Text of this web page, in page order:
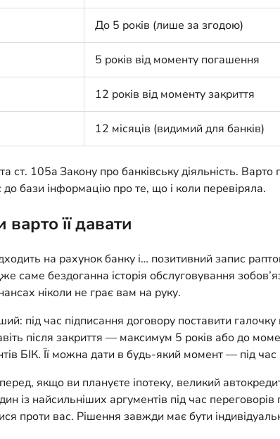
До 5 років (лише за згодою)
5 років від моменту погашення
12 років від моменту закриття
12 місяців (видимий для банків)
ст. 105a Закону про банківську діяльність.
бази інформацію про те, що і коли перевіряла.
її давати
на рахунок банку і… позитивний запис
саме бездоганна історія обслуговування
ніколи не грає вам на руку.
під час підписання договору поставити
після закриття — максимум 5 років або до
БІК. Її можна дати в будь-який момент — під
якщо ви плануєте іпотеку, великий
найсильніших аргументів під час
проти вас. Рішення завжди має бути